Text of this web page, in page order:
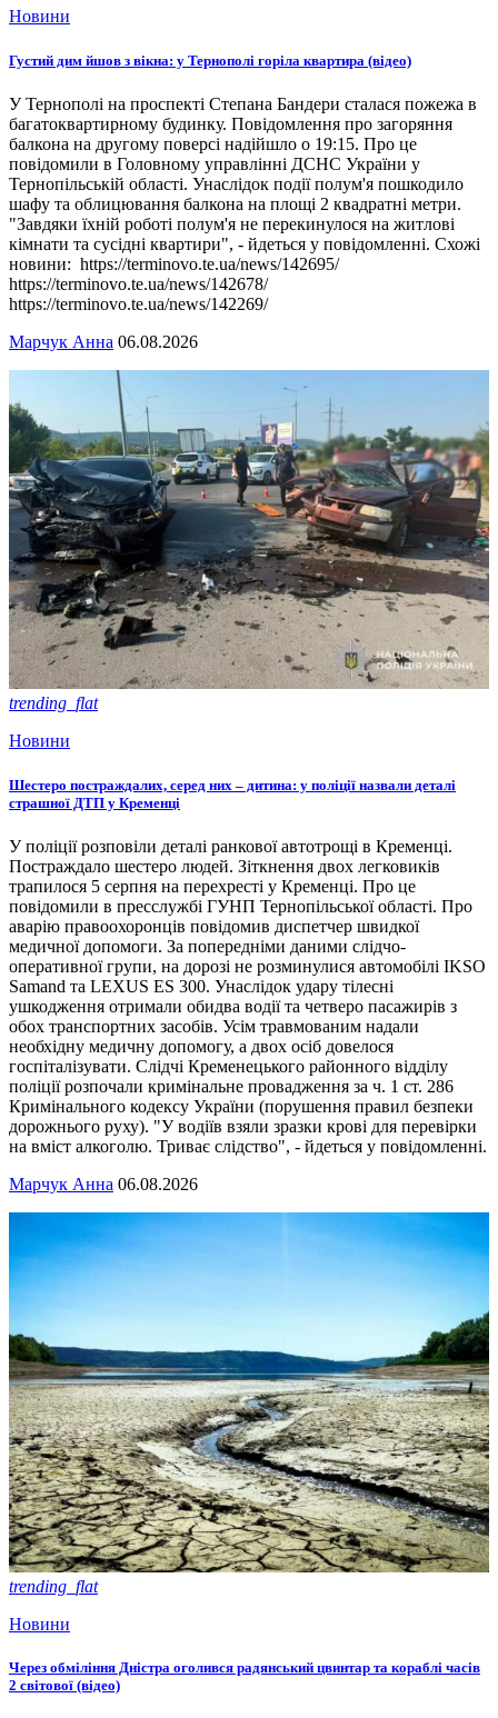
Новини
Густий дим йшов з вікна: у Тернополі горіла квартира (відео)
У Тернополі на проспекті Степана Бандери сталася пожежа в
багатоквартирному будинку. Повідомлення про загоряння
балкона на другому поверсі надійшло о 19:15. Про це
повідомили в Головному управлінні ДСНС України у
Тернопільській області. Унаслідок події полум'я пошкодило
шафу та облицювання балкона на площі 2 квадратні метри.
"Завдяки їхній роботі полум'я не перекинулося на житлові
кімнати та сусідні квартири", - йдеться у повідомленні. Схожі
новини: https://terminovo.te.ua/news/142695/
https://terminovo.te.ua/news/142678/
https://terminovo.te.ua/news/142269/
Марчук Анна 06.08.2026
trending_flat
Новини
Шестеро постраждалих, серед них – дитина: у поліції назвали деталі
страшної ДТП у Кременці
У поліції розповіли деталі ранкової автотрощі в Кременці.
Постраждало шестеро людей. Зіткнення двох легковиків
трапилося 5 серпня на перехресті у Кременці. Про це
повідомили в пресслужбі ГУНП Тернопільської області. Про
аварію правоохоронців повідомив диспетчер швидкої
медичної допомоги. За попередніми даними слідчо-
оперативної групи, на дорозі не розминулися автомобілі IKSO
Samand та LEXUS ES 300. Унаслідок удару тілесні
ушкодження отримали обидва водії та четверо пасажирів з
обох транспортних засобів. Усім травмованим надали
необхідну медичну допомогу, а двох осіб довелося
госпіталізувати. Слідчі Кременецького районного відділу
поліції розпочали кримінальне провадження за ч. 1 ст. 286
Кримінального кодексу України (порушення правил безпеки
дорожнього руху). "У водіїв взяли зразки крові для перевірки
на вміст алкоголю. Триває слідство", - йдеться у повідомленні.
Марчук Анна 06.08.2026
trending_flat
Новини
Через обміління Дністра оголився радянський цвинтар та кораблі часів
2 світової (відео)